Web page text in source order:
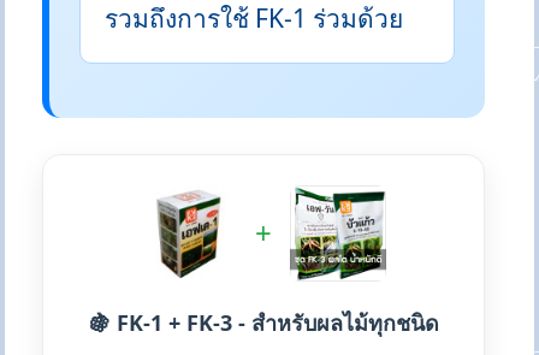
รวมถึงการใช้ FK-1 ร่วมด้วย
+
🍇 FK-1 + FK-3 - สำหรับผลไม้ทุกชนิด